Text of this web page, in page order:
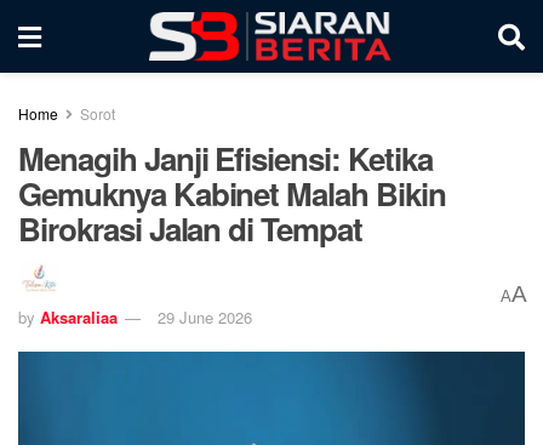
Home Sorot
​Menagih Janji Efisiensi: Ketika
Gemuknya Kabinet Malah Bikin
Birokrasi Jalan di Tempat
by Aksaraliaa 29 June 2026
AA